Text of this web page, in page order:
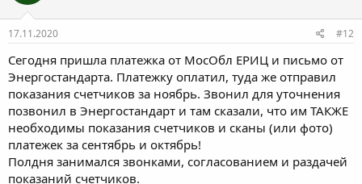
17.11.2020 #12
Сегодня пришла платежка от МосОбл ЕРИЦ и письмо от
Энергостандарта. Платежку оплатил, туда же отправил
показания счетчиков за ноябрь. Звонил для уточнения
позвонил в Энергостандарт и там сказали, что им ТАКЖЕ
необходимы показания счетчиков и сканы (или фото)
платежек за сентябрь и октябрь!
Полдня занимался звонками, согласованием и раздачей
показаний счетчиков.